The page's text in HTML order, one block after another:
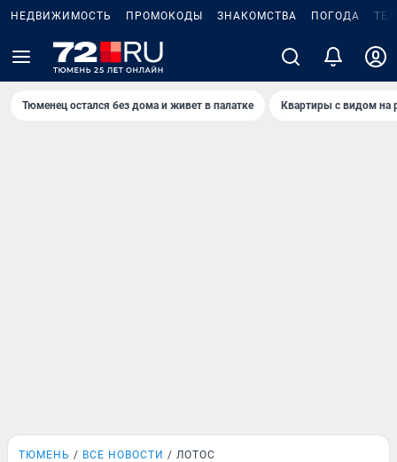
НЕДВИЖИМОСТЬ ПРОМОКОДЫ ЗНАКОМСТВА ПОГОДА
Тюменец остался без дома и живет в палатке Квартиры с видом на
ТЮМЕНЬ ВСЕ НОВОСТИ ЛОТОС